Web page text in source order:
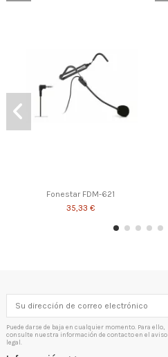
Fonestar FDM-621
35,33 €
Puede darse de baja en cualquier momento. Para ello,
consulte nuestra información de contacto en el aviso
legal.